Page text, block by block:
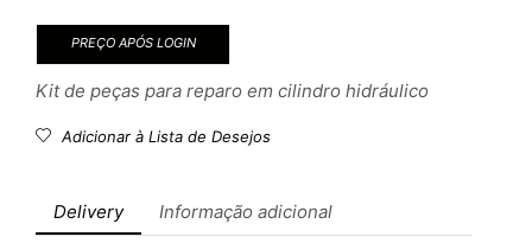
PREÇO APÓS LOGIN
Kit de peças para reparo em cilindro hidráulico
Adicionar à Lista de Desejos
Delivery Informação adicional